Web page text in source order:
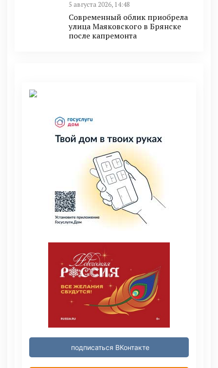
5 августа 2026, 14:48
Современный облик приобрела
улица Маяковского в Брянске
после капремонта
подписаться ВКонтакте